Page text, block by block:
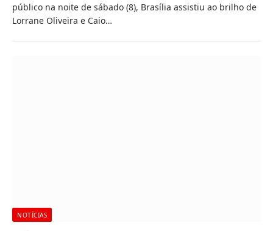
público na noite de sábado (8), Brasília assistiu ao brilho de
Lorrane Oliveira e Caio…
NOTÍCIAS